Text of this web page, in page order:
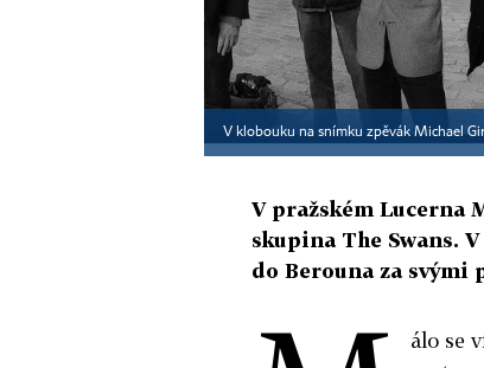
V klobouku na snímku zpěvák Michael
V pražském Lucerna
skupina The Swans.
do Berouna za svými
álo se